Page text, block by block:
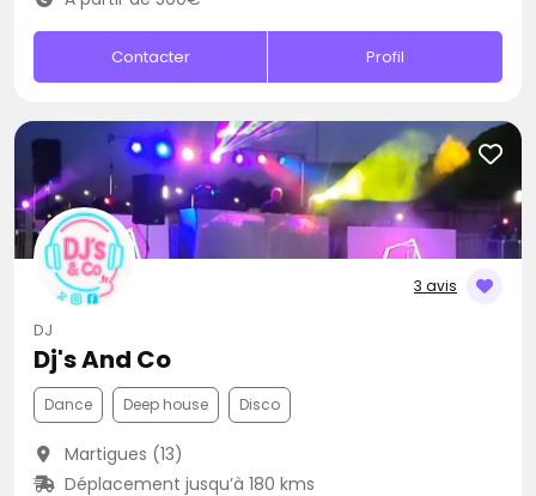
Contacter Profil
3 avis
DJ
Dj's And Co
Dance Deep house Disco
Martigues (13)
Déplacement jusqu’à 180 kms